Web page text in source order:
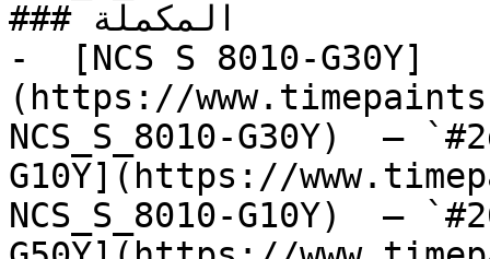
### المكملة
-  [NCS S 8010-G30Y]
(https://
NCS_S_8010-G30Y)  —
G10Y](https://
NCS_S_8010-G10Y)  —